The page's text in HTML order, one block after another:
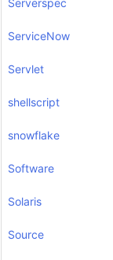
Serverspec
ServiceNow
Servlet
shellscript
snowflake
Software
Solaris
Source